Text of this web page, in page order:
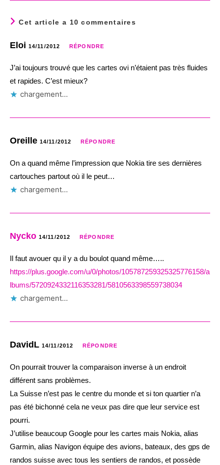
Cet article a 10 commentaires
Eloi 14/11/2012 RÉPONDRE
J’ai toujours trouvé que les cartes ovi n’étaient pas très fluides
et rapides. C’est mieux?
chargement…
Oreille 14/11/2012 RÉPONDRE
On a quand même l’impression que Nokia tire ses dernières
cartouches partout où il le peut…
chargement…
Nycko 14/11/2012 RÉPONDRE
Il faut avouer qu il y a du boulot quand même…..
https://plus.google.com/u/0/photos/105787259325325776158/a
lbums/5720924332116353281/5810563398559738034
chargement…
DavidL 14/11/2012 RÉPONDRE
On pourrait trouver la comparaison inverse à un endroit
différent sans problèmes.
La Suisse n’est pas le centre du monde et si ton quartier n’a
pas été bichonné cela ne veux pas dire que leur service est
pourri.
J’utilise beaucoup Google pour les cartes mais Nokia, alias
Garmin, alias Navigon équipe des avions, bateaux, des gps de
randos suisse avec tous les sentiers de randos, et possède